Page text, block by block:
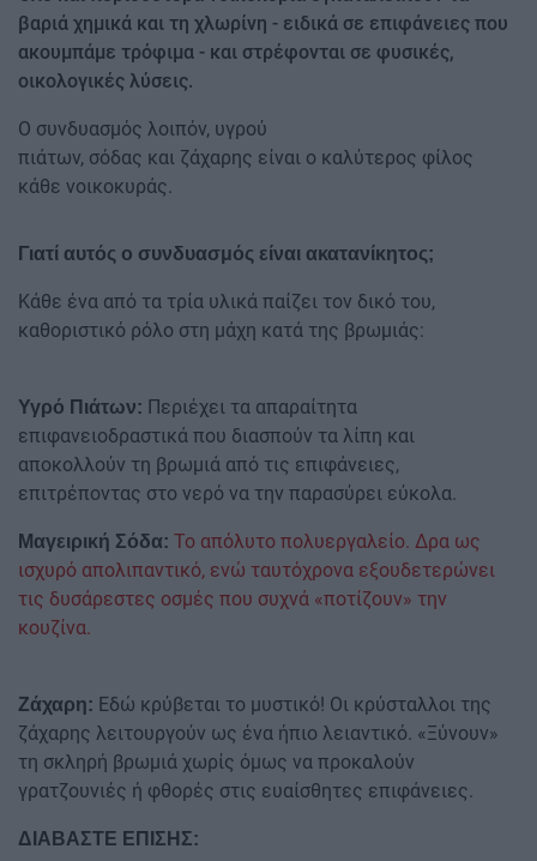
βαριά χημικά και τη χλωρίνη - ειδικά σε επιφάνειες που
ακουμπάμε τρόφιμα - και στρέφονται σε φυσικές,
οικολογικές λύσεις.
Ο συνδυασμός λοιπόν, υγρού
πιάτων, σόδας και ζάχαρης είναι ο καλύτερος φίλος
κάθε νοικοκυράς.
Γιατί αυτός ο συνδυασμός είναι ακατανίκητος;
Κάθε ένα από τα τρία υλικά παίζει τον δικό του,
καθοριστικό ρόλο στη μάχη κατά της βρωμιάς:
Υγρό Πιάτων: Περιέχει τα απαραίτητα
επιφανειοδραστικά που διασπούν τα λίπη και
αποκολλούν τη βρωμιά από τις επιφάνειες,
επιτρέποντας στο νερό να την παρασύρει εύκολα.
Μαγειρική Σόδα: Το απόλυτο πολυεργαλείο. Δρα ως
ισχυρό απολιπαντικό, ενώ ταυτόχρονα εξουδετερώνει
τις δυσάρεστες οσμές που συχνά «ποτίζουν» την
κουζίνα.
Ζάχαρη: Εδώ κρύβεται το μυστικό! Οι κρύσταλλοι της
ζάχαρης λειτουργούν ως ένα ήπιο λειαντικό. «Ξύνουν»
τη σκληρή βρωμιά χωρίς όμως να προκαλούν
γρατζουνιές ή φθορές στις ευαίσθητες επιφάνειες.
ΔΙΑΒΑΣΤΕ ΕΠΙΣΗΣ: